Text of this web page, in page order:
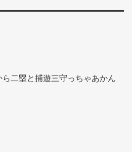
二塁と捕遊三守っちゃあかん